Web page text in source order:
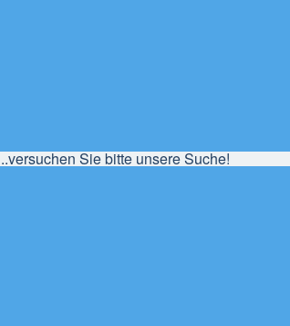
..versuchen Sie bitte unsere Suche!